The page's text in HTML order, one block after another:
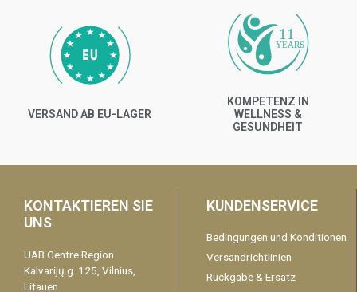
VERSAND AB EU-LAGER
11
YEARS
KOMPETENZ IN
WELLNESS &
GESUNDHEIT
KONTAKTIEREN SIE
UNS
UAB Centre Region
Kalvarijų g. 125, Vilnius,
Litauen
KUNDENSERVICE
Bedingungen und Konditionen
Versandrichtlinien
Rückgabe & Ersatz